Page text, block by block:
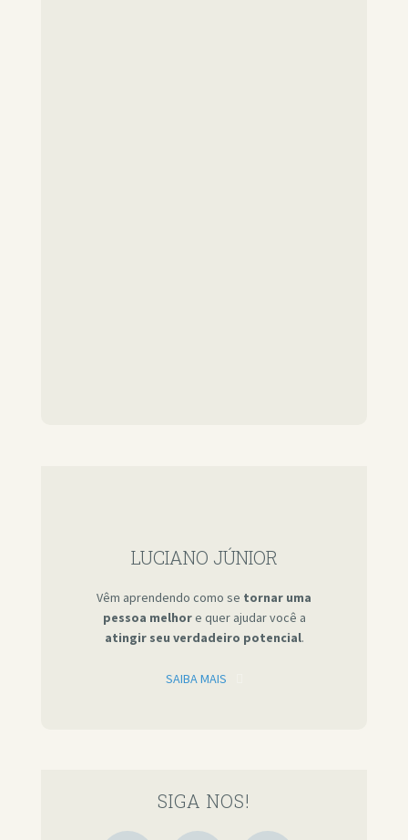
LUCIANO JÚNIOR
Vêm aprendendo como se tornar uma
pessoa melhore quer ajudar você a
atingir seu verdadeiro potencial.
SAIBA MAIS
SIGA NOS!